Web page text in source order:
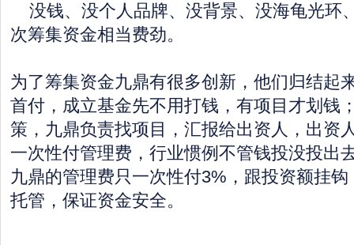
没钱、没个人品牌、没背景、没海龟光环
次筹集资金相当费劲。
为了筹集资金九鼎有很多创新，他们归结起
首付，成立基金先不用打钱，有项目才划钱
策，九鼎负责找项目，汇报给出资人，出资
一次性付管理费，行业惯例不管钱投没投出
九鼎的管理费只一次性付3%，跟投资额挂
托管，保证资金安全。